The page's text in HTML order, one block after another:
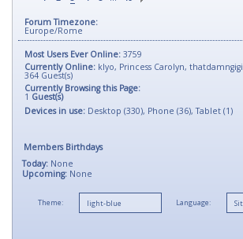
Forum Timezone:
Europe/Rome
Most Users Ever Online: 3759
Currently Online: klyo, Princess Carolyn, thatdamngigi
364 Guest(s)
Currently Browsing this Page:
1 Guest(s)
Devices in use: Desktop (330), Phone (36), Tablet (1)
Members Birthdays
Today: None
Upcoming: None
Theme: Language: